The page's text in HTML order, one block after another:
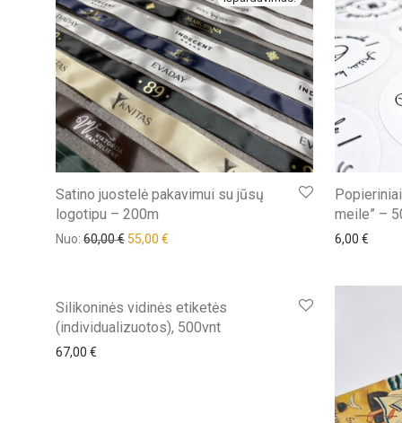
Satino juostelė pakavimui su jūsų
logotipu – 200m
Nuo: 60,00€ 55,00 €
meile” –
6,00 €
Silikoninės vidinės etiketės
(individualizuotos), 500vnt
67,00 €